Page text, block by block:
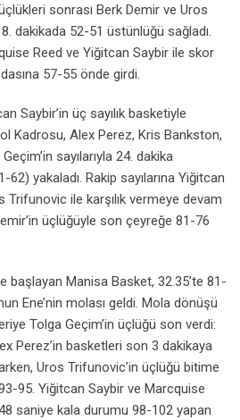
sonrası Berk Demir ve Uros
dakikada 52-51 üstünlüğü sağladı.
Reed ve Yiğitcan Saybir ile skor
57-55 önde girdi.
Saybir’in üç sayılık basketiyle
Kadrosu, Alex Perez, Kris Bankston,
sayılarıyla 24. dakika
62) yakaladı. Rakip sayılarına Yiğitcan
Trifunovic ile karşılık vermeye devam
üçlüğüyle son çeyreğe 81-76
başlayan Manisa Basket, 32.35’te 81-
Ene’nin molası geldi. Mola dönüşü
Tolga Geçim’in üçlüğü son verdi:
Perez’in basketleri son 3 dakikaya
Uros Trifunovic’in üçlüğü bitime
95. Yiğitcan Saybir ve Marcquise
48 saniye kala durumu 98-102 yapan